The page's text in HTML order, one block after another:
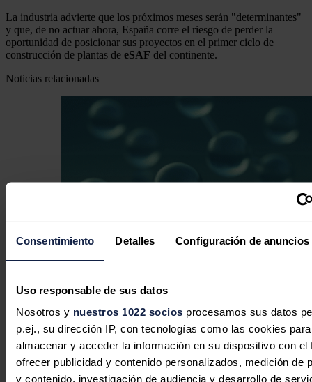
Consentimiento Detalles Configuración de anuncios
Uso responsable de sus datos
Nosotros y nuestros 1022 socios procesamos sus datos
p.ej., su dirección IP, con tecnologías como las cookies para
almacenar y acceder la información en su dispositivo con el
ofrecer publicidad y contenido personalizados, medición de
y contenido, investigación de audiencia y desarrollo de
La industria advierte que los próximos meses serán "determinantes"
y que, de no actuar ahora, España corre el riesgo de perder la
oportunidad de posicionar sus proyectos en el primer ciclo de
construcción de plantas de eSAF del continente.
Noticias relacionadas
El Gobierno rescata con 274 millones
cuatro proyectos de hidrógeno verde
descartados por Bruselas
Redacción06/08/2026